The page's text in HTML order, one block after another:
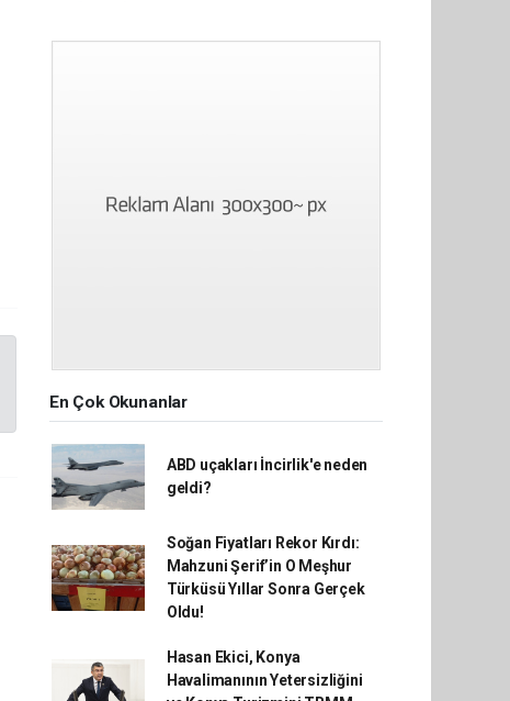
En Çok Okunanlar
ABD uçakları İncirlik'e neden
geldi?
Soğan Fiyatları Rekor Kırdı:
Mahzuni Şerif’in O Meşhur
Türküsü Yıllar Sonra Gerçek
Oldu!
Hasan Ekici, Konya
Havalimanının Yetersizliğini